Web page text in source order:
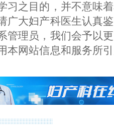
习之目的，并不意味
广大妇产科医生认真
管理员，我们会予以
本网站信息和服务所